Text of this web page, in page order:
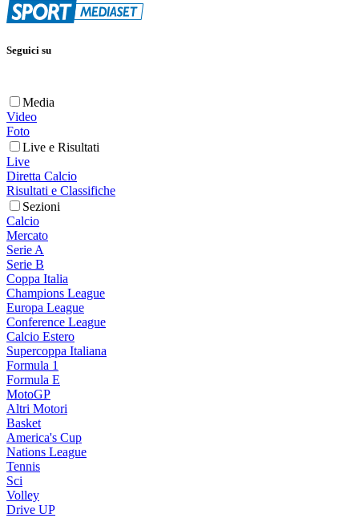
Seguici su
Media
Video
Foto
Live e Risultati
Live
Diretta Calcio
Risultati e Classifiche
Sezioni
Calcio
Mercato
Serie A
Serie B
Coppa Italia
Champions League
Europa League
Conference League
Calcio Estero
Supercoppa Italiana
Formula 1
Formula E
MotoGP
Altri Motori
Basket
America's Cup
Nations League
Tennis
Sci
Volley
Drive UP